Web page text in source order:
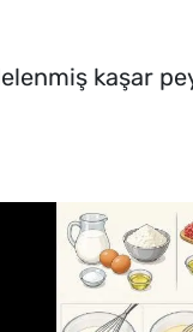
kaşar